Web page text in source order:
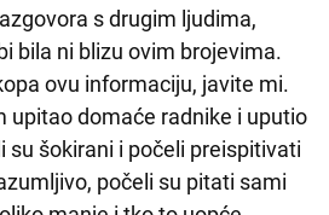
s drugim ljudima,
bila ni blizu ovim brojevima.
ovu informaciju, javite mi.
upitao domaće radnike i uputio
su šokirani i počeli preispitivati
počeli su pitati sami